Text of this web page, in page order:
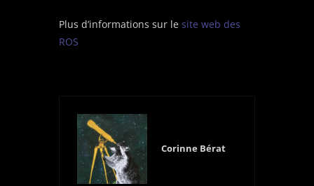
Plus d’informations sur le site web des
ROS
Corinne Bérat